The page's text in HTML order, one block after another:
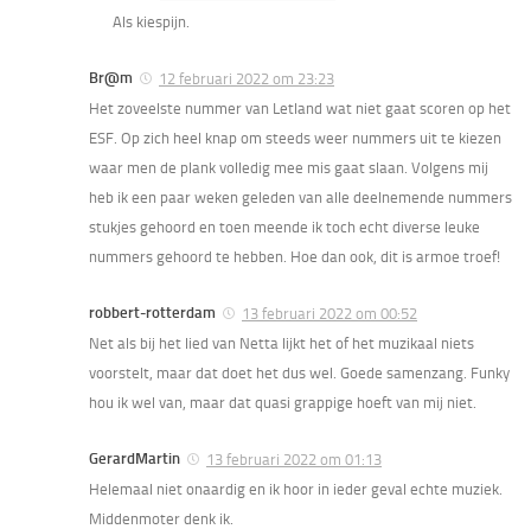
Als kiespijn.
Br@m
12 februari 2022 om 23:23
Het zoveelste nummer van Letland wat niet gaat scoren op het
ESF. Op zich heel knap om steeds weer nummers uit te kiezen
waar men de plank volledig mee mis gaat slaan. Volgens mij
heb ik een paar weken geleden van alle deelnemende nummers
stukjes gehoord en toen meende ik toch echt diverse leuke
nummers gehoord te hebben. Hoe dan ook, dit is armoe troef!
robbert-rotterdam
13 februari 2022 om 00:52
Net als bij het lied van Netta lijkt het of het muzikaal niets
voorstelt, maar dat doet het dus wel. Goede samenzang. Funky
hou ik wel van, maar dat quasi grappige hoeft van mij niet.
GerardMartin
13 februari 2022 om 01:13
Helemaal niet onaardig en ik hoor in ieder geval echte muziek.
Middenmoter denk ik.